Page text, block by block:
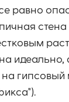
равно
идеально,
на